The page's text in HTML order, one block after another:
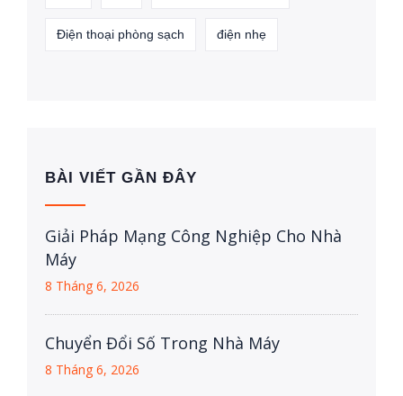
Điện thoại phòng sạch điện nhẹ
BÀI VIẾT GẦN ĐÂY
Giải Pháp Mạng Công Nghiệp Cho Nhà
Máy
8 Tháng 6, 2026
Chuyển Đổi Số Trong Nhà Máy
8 Tháng 6, 2026